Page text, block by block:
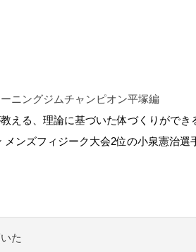
ニングジムチャンピオン平塚編
える、理論に基づいた体づくりができ
メンズフィジーク大会2位の小泉憲治
た